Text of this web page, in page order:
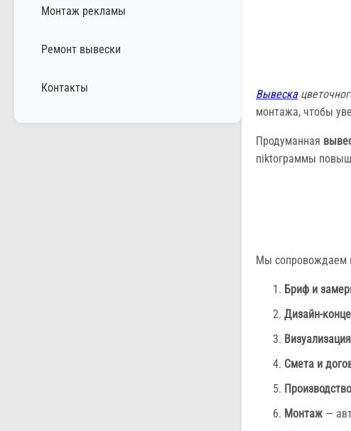
Монтаж рекламы
Ремонт вывески
Контакты
Вывеска
монтажа, чтобы
Продуманная
пiktограммы
Мы сопровождаем
Бриф и
Дизайн-
Смета и
Производство
Монтаж —